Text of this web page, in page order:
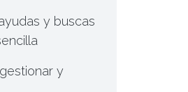
y buscas
y